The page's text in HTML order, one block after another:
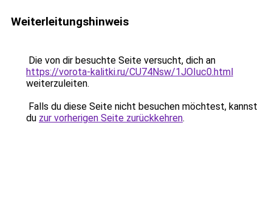
Weiterleitungshinweis
Die von dir besuchte Seite versucht, dich an
https://vorota-kalitki.ru/CU74Nsw/1JOIuc0.html
weiterzuleiten.
Falls du diese Seite nicht besuchen möchtest, kannst
du zur vorherigen Seite zurückkehren.